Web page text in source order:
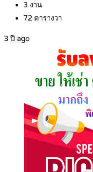
3 งาน
72 ตารางวา
3 ปี ago